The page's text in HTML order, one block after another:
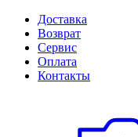
Доставка
Возврат
Сервис
Оплата
Контакты